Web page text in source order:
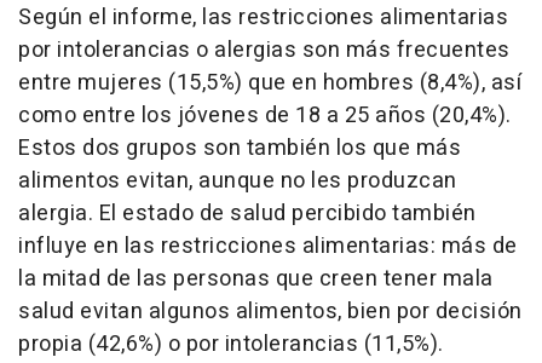
Según el informe, las restricciones alimentarias
por intolerancias o alergias son más frecuentes
entre mujeres (15,5%) que en hombres (8,4%), así
como entre los jóvenes de 18 a 25 años (20,4%).
Estos dos grupos son también los que más
alimentos evitan, aunque no les produzcan
alergia. El estado de salud percibido también
influye en las restricciones alimentarias: más de
la mitad de las personas que creen tener mala
salud evitan algunos alimentos, bien por decisión
propia (42,6%) o por intolerancias (11,5%).